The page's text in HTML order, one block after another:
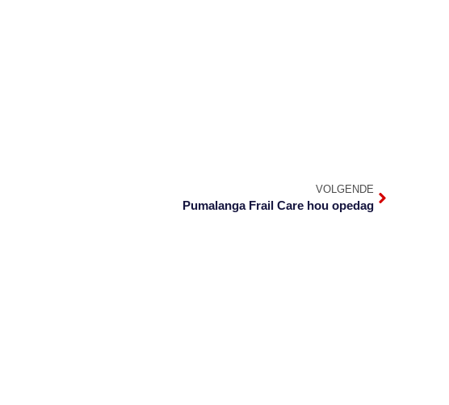
VOLGENDE
Pumalanga Frail Care hou opedag